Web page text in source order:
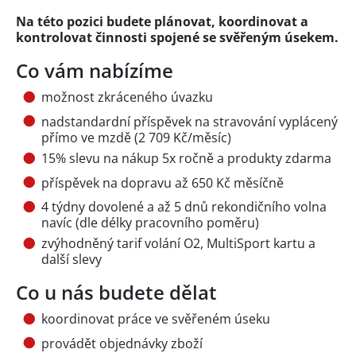
Na této pozici budete plánovat, koordinovat a
kontrolovat činnosti spojené se svěřeným úsekem.
Co vám nabízíme
možnost zkráceného úvazku
nadstandardní příspěvek na stravování vyplácený
přímo ve mzdě (2 709 Kč/měsíc)
15% slevu na nákup 5x ročně a produkty zdarma
příspěvek na dopravu až 650 Kč měsíčně
4 týdny dovolené a až 5 dnů rekondičního volna
navíc (dle délky pracovního poměru)
zvýhodněný tarif volání O2, MultiSport kartu a
další slevy
Co u nás budete dělat
koordinovat práce ve svěřeném úseku
provádět objednávky zboží